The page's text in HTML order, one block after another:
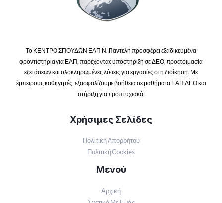
Το ΚΕΝΤΡΟ ΣΠΟΥΔΩΝ ΕΑΠ Ν. Παντελή προσφέρει εξειδικευμένα
φροντιστήρια για ΕΑΠ, παρέχοντας υποστήριξη σε ΔΕΟ, προετοιμασία
εξετάσεων και ολοκληρωμένες λύσεις για εργασίες στη διοίκηση. Με
έμπειρους καθηγητές, εξασφαλίζουμε βοήθεια σε μαθήματα ΕΑΠ ΔΕΟ και
στήριξη για προπτυχιακά.
Χρήσιμες Σελίδες
Πολιτική Απορρήτου
Πολιτική Cookies
Μενού
Αρχική